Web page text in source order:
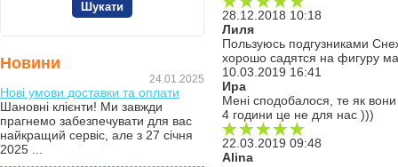
Новини
24.01.2025
Нові умови доставки та оплати
Шановні клієнти! Ми завжди
прагнемо забезпечувати для вас
найкращий сервіс, але з 27 січня
2025 ...
28.12.2018 10:18
Лиля
Пользуюсь подгузниками
хорошо садятся на фигуру
10.03.2019 16:41
Ира
Мені сподобалося, те як
4 години це не для нас )))
22.03.2019 09:48
Alina